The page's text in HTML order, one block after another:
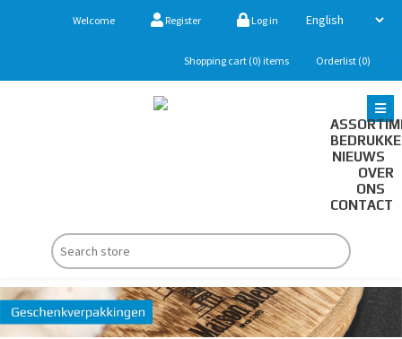
Welcome Register Log in
Shopping cart (0) items Orderlist (0)
NIEUWS
OVER
ONS
CONTACT